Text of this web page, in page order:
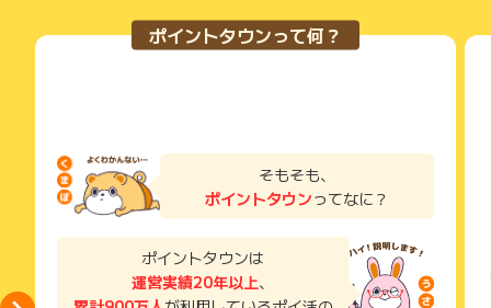
て一度でも同サービス・お買い物を利用されたことがある場合
ご利用前には、Cookieの削除をおこなっていただくことを推奨
ださい。
各サービス・お買い物に掲載されている獲得条件を必ずよくお
読みください。
了などのメールは、ポイント獲得するまで必ず保管してくださ
獲得待ち・獲得失敗の状態でお問い合わせされる際に、該当の
れた時点の条件が適用されます。
条件を達成しているかどうかは各広告主ではなく、代理店が行
り、急遽終了となる場合がございます。
広告に遷移しない場合は掲載が終了となっておりポイントが獲
得できませんので、ご注意くださいませ。
ポイントタウンって何？
そもそも、
ポイントタウンってなに？
ポイントタウンは
運営実績20年以上、